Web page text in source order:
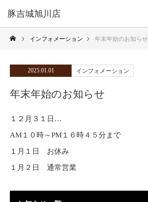
豚吉城旭川店
インフォメーション 年末年始のお知らせ
2025.01.01 インフォメーション
年末年始のお知らせ
１２月３１日…
AM１０時～PM１６時４５分まで
１月１日 お休み
１月２日 通常営業